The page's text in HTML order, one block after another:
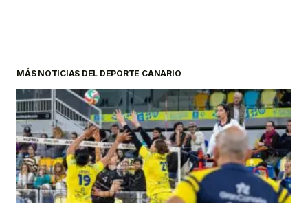
MÁS NOTICIAS DEL DEPORTE CANARIO